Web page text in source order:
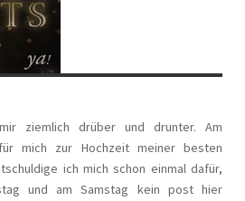
ziemlich drüber und drunter. Am
mich zur Hochzeit meiner besten
ich mich schon einmal dafür,
und am Samstag kein post hier